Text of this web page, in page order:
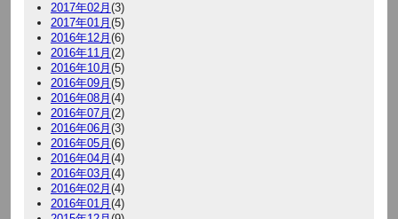
2017年02月 (3)
2017年01月 (5)
2016年12月 (6)
2016年11月 (2)
2016年10月 (5)
2016年09月 (5)
2016年08月 (4)
2016年07月 (2)
2016年06月 (3)
2016年05月 (6)
2016年04月 (4)
2016年03月 (4)
2016年02月 (4)
2016年01月 (4)